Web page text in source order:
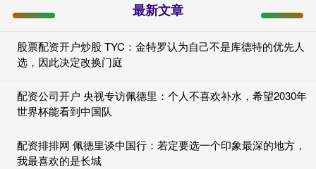
最新文章
股票配资开户炒股 TYC：金特罗认为自己不是库德特的优先人
选，因此决定改换门庭
配资公司开户 央视专访佩德里：个人不喜欢补水，希望2030年
世界杯能看到中国队
配资排排网 佩德里谈中国行：若定要选一个印象最深的地方，
我最喜欢的是长城